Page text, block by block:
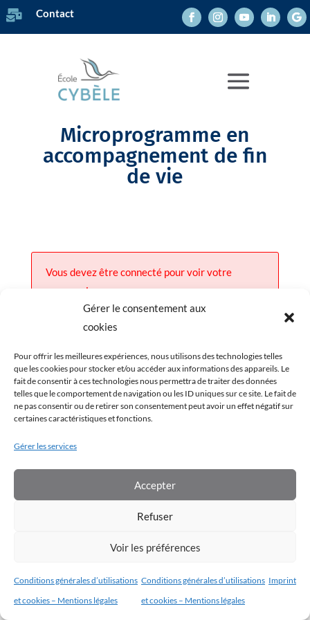
Gérer le consentement aux
cookies
Pour offrir les meilleures expériences, nous utilisons des technologies telles
que les cookies pour stocker et/ou accéder aux informations des appareils. Le
fait de consentir à ces technologies nous permettra de traiter des données
telles que le comportement de navigation ou les ID uniques sur ce site. Le fait de
ne pas consentir ou de retirer son consentement peut avoir un effet négatif sur
certaines caractéristiques et fonctions.
Gérer les services
Accepter
Refuser
Voir les préférences
Conditions générales d’utilisations
et cookies – Mentions légales
Conditions générales d’utilisations
et cookies – Mentions légales
Imprint
 Contact
Microprogramme en
accompagnement de fin
de vie
Vous devez être connecté pour voir votre
progression.
Conditions générales d’utilisation|Conditions générales de vente|
reproduction et d’adaptation réservés.